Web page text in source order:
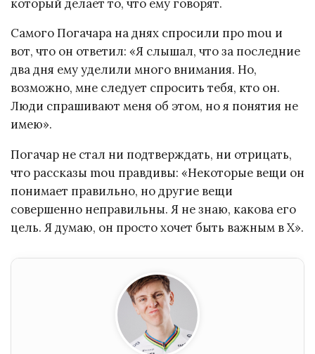
который делает то, что ему говорят.
Самого Погачара на днях спросили про mou и
вот, что он ответил: «Я слышал, что за последние
два дня ему уделили много внимания. Но,
возможно, мне следует спросить тебя, кто он.
Люди спрашивают меня об этом, но я понятия не
имею».
Погачар не стал ни подтверждать, ни отрицать,
что рассказы mou правдивы: «Некоторые вещи он
понимает правильно, но другие вещи
совершенно неправильны. Я не знаю, какова его
цель. Я думаю, он просто хочет быть важным в X».